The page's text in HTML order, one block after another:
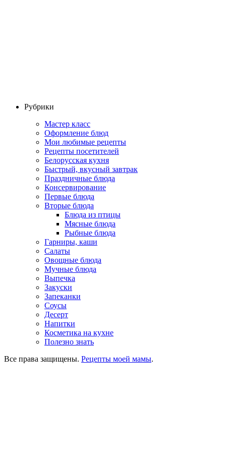
Рубрики
Мастер класс
Оформление блюд
Мои любимые рецепты
Рецепты посетителей
Белорусская кухня
Быстрый, вкусный завтрак
Праздничные блюда
Консервирование
Первые блюда
Вторые блюда
Блюда из птицы
Мясные блюда
Рыбные блюда
Гарниры, каши
Салаты
Овощные блюда
Мучные блюда
Выпечка
Закуски
Запеканки
Соусы
Десерт
Напитки
Косметика на кухне
Полезно знать
Все права защищены. Рецепты моей мамы.